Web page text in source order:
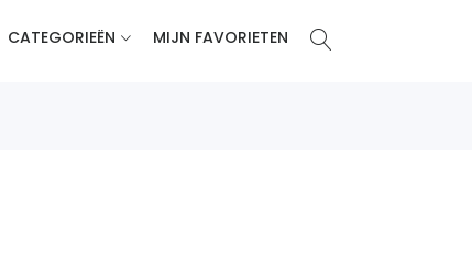
CATEGORIEËN MIJN FAVORIETEN